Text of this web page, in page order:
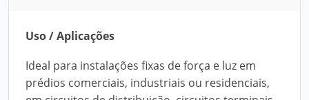
Uso / Aplicações
Ideal para instalações fixas de força e luz em
prédios comerciais, industriais ou residenciais,